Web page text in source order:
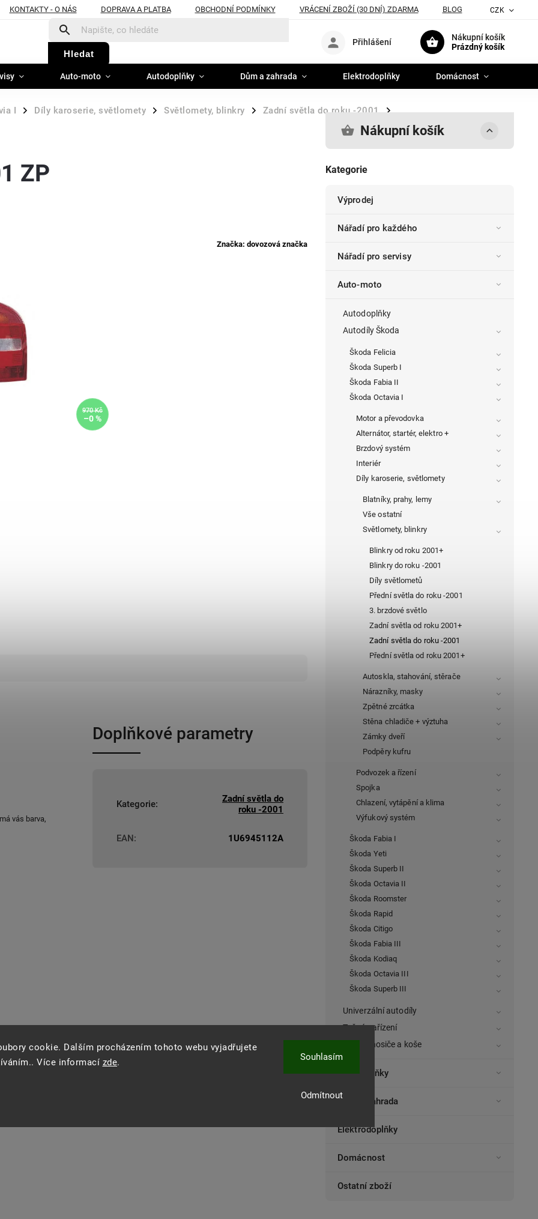
cookie. Dalším procházením tohoto webu vyjadřujete
Více informací zde.
Odmítnout
Souhlasím
KONTAKTY - O NÁS DOPRAVA A PLATBA OBCHODNÍ PODMÍNKY VRÁCENÍ ZBOŽÍ (30 DNÍ) ZDARMA BLOG CZK
Hledat
Nákupní košík
Prázdný košík
Přihlášení
Auto-moto Autodoplňky Dům a zahrada Elektrodoplňky Domácnost
I / Díly karoserie, světlomety / Světlomety, blinkry / Zadní světla do roku -2001 /
Nákupní košík
Kategorie
Výprodej
Nářadí pro každého
Nářadí pro servisy
Auto-moto
Autodoplňky
Autodíly Škoda
Škoda Felicia
Škoda Superb I
Škoda Fabia II
Škoda Octavia I
Motor a převodovka
Alternátor, startér, elektro +
Brzdový systém
Interiér
Díly karoserie, světlomety
Blatníky, prahy, lemy
Vše ostatní
Světlomety, blinkry
Blinkry od roku 2001+
Blinkry do roku -2001
Díly světlometů
Přední světla do roku -2001
3. brzdové světlo
Zadní světla od roku 2001+
Zadní světla do roku -2001
Přední světla od roku 2001+
Autoskla, stahování, stěrače
Nárazníky, masky
Zpětné zrcátka
Stěna chladiče + výztuha
Zámky dveří
Podpěry kufru
Podvozek a řízení
Spojka
Chlazení, vytápění a klima
Výfukový systém
Škoda Fabia I
Škoda Yeti
Škoda Superb II
Škoda Octavia II
Škoda Roomster
Škoda Rapid
Škoda Citigo
Škoda Fabia III
Škoda Kodiaq
Škoda Octavia III
Škoda Superb III
Univerzální autodíly
Tažná zařízení
Střešní nosiče a koše
Autodoplňky
Dům a zahrada
Elektrodoplňky
Domácnost
Ostatní zboží
ZP
Značka: dovozová značka
970 Kč
–0 %
vás barva,
Doplňkové parametry
Kategorie:
Zadní světla do
roku -2001
EAN: 1U6945112A